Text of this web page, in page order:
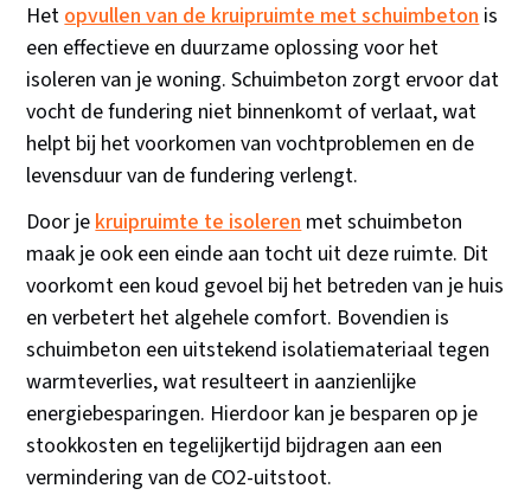
Hetopvullen van de kruipruimte met schuimbetonis
een effectieve en duurzame oplossing voor het
isoleren van je woning. Schuimbeton zorgt ervoor dat
vocht de fundering niet binnenkomt of verlaat, wat
helpt bij het voorkomen van vochtproblemen en de
levensduur van de fundering verlengt.
Door jekruipruimte te isolerenmet schuimbeton
maak je ook een einde aan tocht uit deze ruimte. Dit
voorkomt een koud gevoel bij het betreden van je huis
en verbetert het algehele comfort. Bovendien is
schuimbeton een uitstekend isolatiemateriaal tegen
warmteverlies, wat resulteert in aanzienlijke
energiebesparingen. Hierdoor kan je besparen op je
stookkosten en tegelijkertijd bijdragen aan een
vermindering van de CO2-uitstoot.